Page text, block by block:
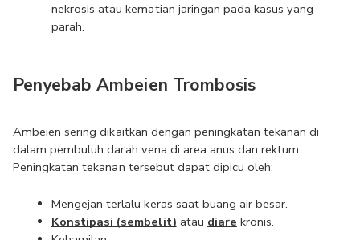
nekrosis atau kematian jaringan pada kasus yang
parah.
Penyebab Ambeien Trombosis
Ambeien sering dikaitkan dengan peningkatan tekanan di
dalam pembuluh darah vena di area anus dan rektum.
Peningkatan tekanan tersebut dapat dipicu oleh:
Mengejan terlalu keras saat buang air besar.
Konstipasi (sembelit) atau diare kronis.